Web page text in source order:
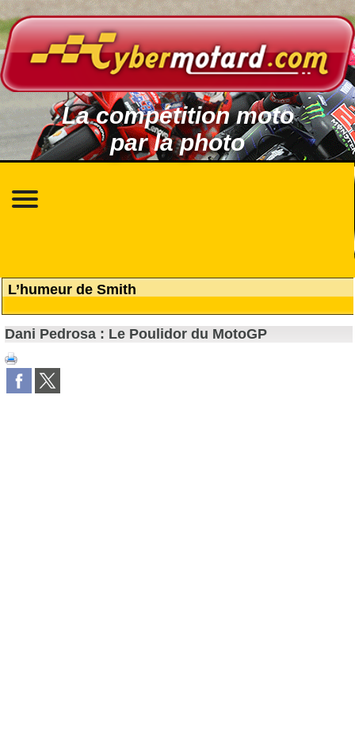
La compétition moto
par la photo
L’humeur de Smith
Dani Pedrosa : Le Poulidor du MotoGP